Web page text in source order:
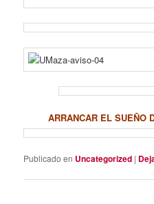
ARRANCAR EL SUEÑO
Publicado en Uncategorized |